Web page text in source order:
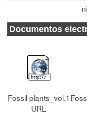
Documentos
Fossil plants_vol.1
URL